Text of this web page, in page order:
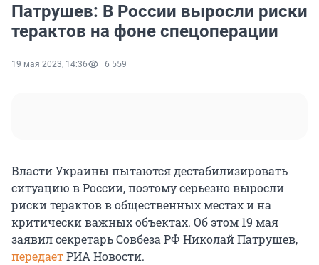
Патрушев: В России выросли риски
терактов на фоне спецоперации
19 мая 2023, 14:36 6 559
Власти Украины пытаются дестабилизировать
ситуацию в России, поэтому серьезно выросли
риски терактов в общественных местах и на
критически важных объектах. Об этом 19 мая
заявил секретарь Совбеза РФ Николай Патрушев,
передаетРИА Новости.